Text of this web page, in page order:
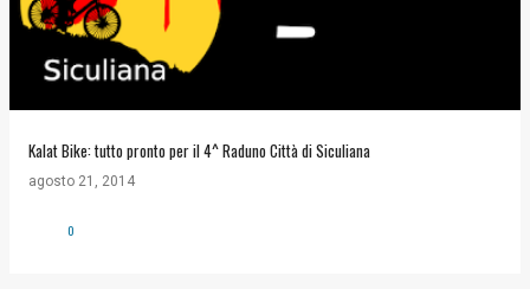
Kalat Bike: tutto pronto per il 4^ Raduno Città di Siculiana
agosto 21, 2014
0